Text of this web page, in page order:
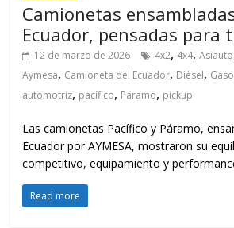
Camionetas
Ecuador, pensadas para
12 de marzo de 2026 4x2, 4x4,Asiauto
Aymesa, Camioneta del Ecuador, Diésel,
automotriz, pacífico, Páramo, pickup
Las camionetas Pacífico y Páramo,
Ecuador por AYMESA, mostraron su
competitivo, equipamiento y
Read more